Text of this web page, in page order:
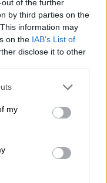
of the further
by third parties on the
information may
on the IAB’s List of
disclose it to other
my
τα συμφέροντα, οι
στα δάνεια, νέο deal
των κερδών της
«Σε πέντε χρόνια
και δράσεις με